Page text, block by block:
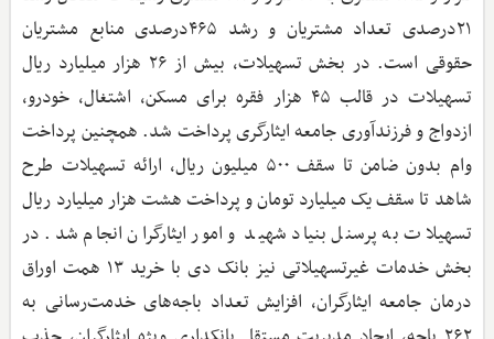
۲۱درصدی تعداد مشتریان و رشد ۴۶۵درصدی منابع مشتریان
حقوقی است. در بخش تسهیلات، بیش از ۲۶ هزار میلیارد ریال
تسهیلات در قالب ۴۵ هزار فقره برای مسکن، اشتغال، خودرو،
ازدواج و فرزندآوری جامعه ایثارگری پرداخت شد. همچنین پرداخت
وام بدون ضامن تا سقف ۵۰۰ میلیون ریال، ارائه تسهیلات طرح
شاهد تا سقف یک میلیارد تومان و پرداخت هشت هزار میلیارد ریال
تسهیلات به پرسنل بنیاد شهید و امور ایثارگران انجام شد. در
بخش خدمات غیرتسهیلاتی نیز بانک دی با خرید ۱۳ همت اوراق
درمان جامعه ایثارگران، افزایش تعداد باجه‌های خدمت‌رسانی به